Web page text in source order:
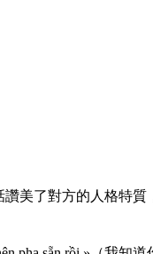
美了對方的人格特質